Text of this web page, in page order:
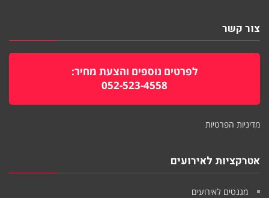
צור קשר
לפרטים נוספים והצעת מחיר:
052-523-4558
מדיניות הפרטיות
אטרקציות לאירועים
מגנטים לאירועים